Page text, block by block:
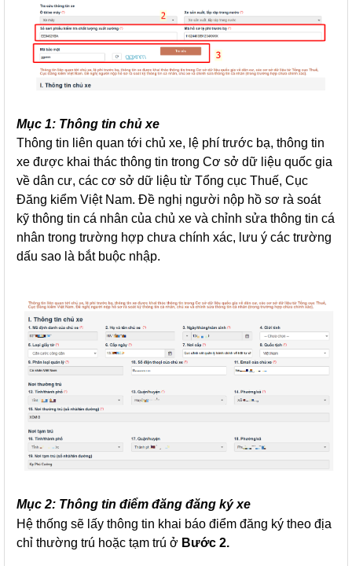
Mục 1: Thông tin chủ xe
Thông tin liên quan tới chủ xe, lệ phí trước bạ, thông tin
xe được khai thác thông tin trong Cơ sở dữ liệu quốc gia
về dân cư, các cơ sở dữ liệu từ Tổng cục Thuế, Cục
Đăng kiểm Việt Nam. Đề nghị người nộp hồ sơ rà soát
kỹ thông tin cá nhân của chủ xe và chỉnh sửa thông tin cá
nhân trong trường hợp chưa chính xác, lưu ý các trường
dấu sao là bắt buộc nhập.
Mục 2: Thông tin điểm đăng đăng ký xe
Hệ thống sẽ lấy thông tin khai báo điểm đăng ký theo địa
chỉ thường trú hoặc tạm trú ở Bước 2.